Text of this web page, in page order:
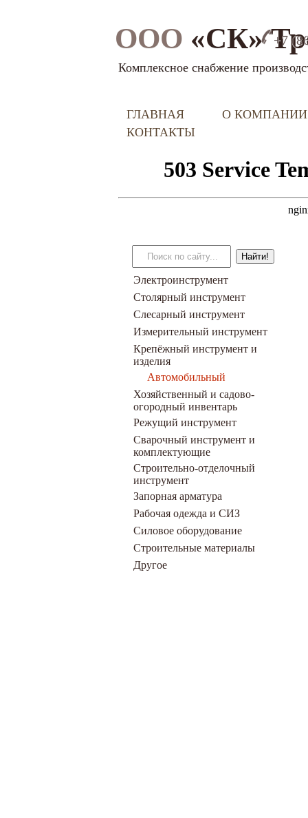
ООО «СК»
Комплексное снабжение
+7
ГЛАВНАЯ
О КОМПАНИИ
КОНТАКТЫ
Электроинструмент
Столярный инструмент
Слесарный инструмент
Измерительный инструмент
Крепёжный инструмент и
изделия
Автомобильный
Хозяйственный и садово-
огородный инвентарь
Режущий инструмент
Сварочный инструмент и
комплектующие
Строительно-отделочный
инструмент
Запорная арматура
Рабочая одежда и СИЗ
Силовое оборудование
Строительные материалы
Другое